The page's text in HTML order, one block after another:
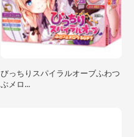
びっちりスパイラルオーブふわつ
ぶメロ...